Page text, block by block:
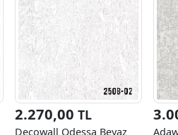
2.270,00 TL
Decowall Odessa Beyaz